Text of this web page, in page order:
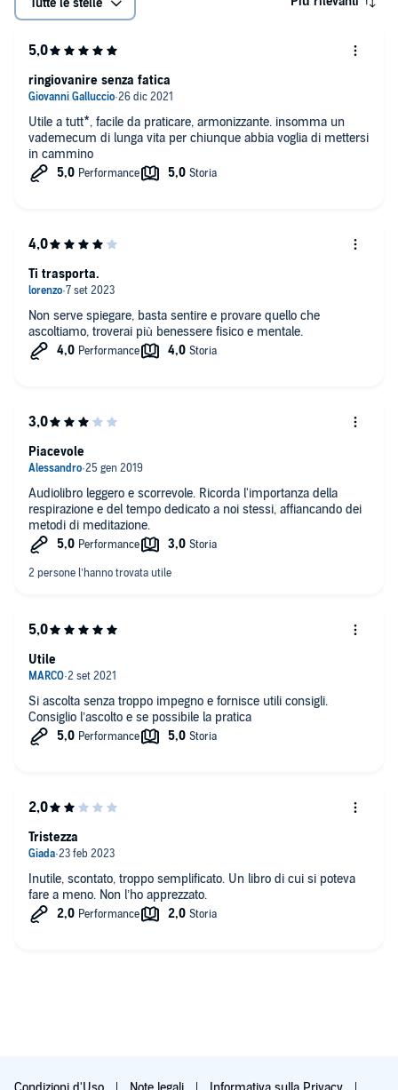
Utile a tutt*, facile da praticare, armonizzante. insomma un
vademecum di lunga vita per chiunque abbia voglia di mettersi
in cammino
ringiovanire senza fatica
Non serve spiegare, basta sentire e provare quello che
ascoltiamo, troverai più benessere fisico e mentale.
Ti trasporta.
Audiolibro leggero e scorrevole. Ricorda l'importanza della
respirazione e del tempo dedicato a noi stessi, affiancando dei
metodi di meditazione.
Piacevole
Si ascolta senza troppo impegno e fornisce utili consigli.
Consiglio l’ascolto e se possibile la pratica
Utile
Inutile, scontato, troppo semplificato. Un libro di cui si poteva
fare a meno. Non l’ho apprezzato.
Tristezza